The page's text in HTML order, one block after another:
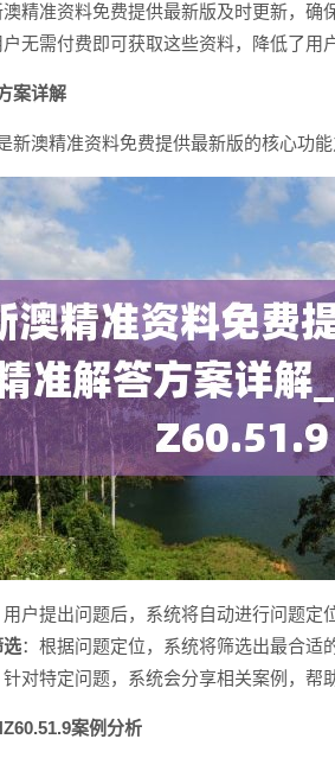
澳精准资料免费提供最新版及时更新，确
户无需付费即可获取这些资料，降低了用
案详解
澳精准资料免费提供最新版的核心功能
用户提出问题后，系统将自动进行问题定
选：根据问题定位，系统将筛选出最合适
针对特定问题，系统会分享相关案例，帮
案例分析